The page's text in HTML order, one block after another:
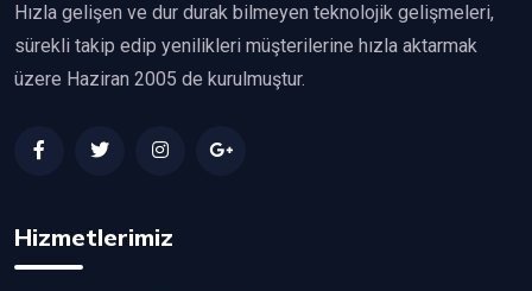
Hızla gelişen ve dur durak bilmeyen teknolojik gelişmeleri,
sürekli takip edip yenilikleri müşterilerine hızla aktarmak
üzere Haziran 2005 de kurulmuştur.
Hizmetlerimiz